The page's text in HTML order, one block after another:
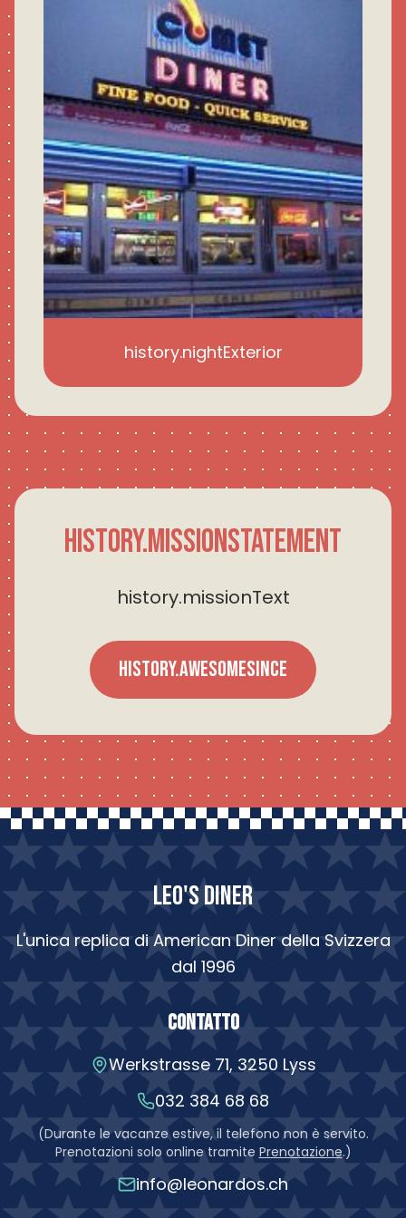
history.nightExterior
history.missionStatement
history.missionText
history.awesomeSince
LEO'S DINER
L'unica replica di American Diner della Svizzera
dal 1996
Contatto
Werkstrasse 71, 3250 Lyss
032 384 68 68
(Durante le vacanze estive, il telefono non è servito.
Prenotazioni solo online tramite Prenotazione.)
info@leonardos.ch